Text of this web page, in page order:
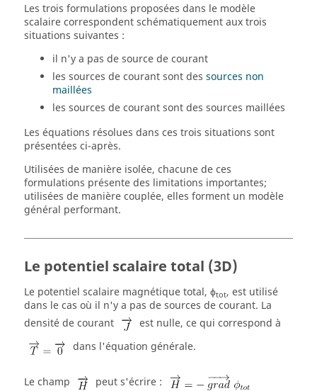
Les trois formulations proposées dans le modèle
scalaire correspondent schématiquement aux trois
situations suivantes :
il n'y a pas de source de courant
les sources de courant sont des sources non
maillées
les sources de courant sont des sources maillées
Les équations résolues dans ces trois situations sont
présentées ci-après.
Utilisées de manière isolée, chacune de ces
formulations présente des limitations importantes;
utilisées de manière couplée, elles forment un modèle
général performant.
Le potentiel scalaire total (3D)
Le potentiel scalaire magnétique total, ϕtot, est utilisé
dans le cas où il n'y a pas de sources de courant. La
densité de courant
est nulle, ce qui correspond à
dans l'équation générale.
Le champ peut s'écrire :